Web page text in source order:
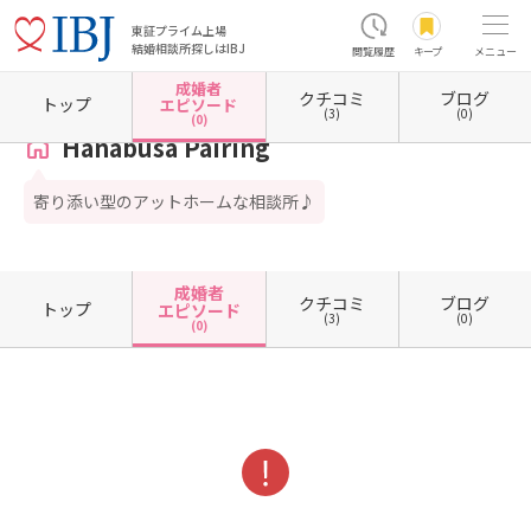
東証プライム上場
結婚相談所探しはIBJ
閲覧履歴 キープ メニュー
ホーム 東京都の結婚相談所 東京都八王子市 Hanabusa Pairing 成婚者エピソード一覧
Hanabusa Pairing
寄り添い型のアットホームな相談所♪
トップ
成婚者
エピソード
(0)
クチコミ
(3)
ブログ
(0)
トップ
成婚者
エピソード
(0)
クチコミ
(3)
ブログ
(0)